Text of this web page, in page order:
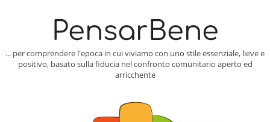
PensarBene
... per comprendere l'epoca in cui viviamo con uno stile essenziale, lieve e
positivo, basato sulla fiducia nel confronto comunitario aperto ed
arricchente